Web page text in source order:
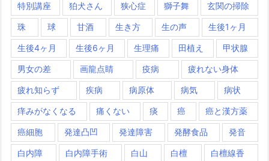
特別講座 狛犬さん 狭心症 獅子舞 玄関の掃除
珠 球 甘酒 生き方 生の声 生後1ヶ月
生後4ヶ月 生後6ヶ月 生理痛 田植え 甲状腺
男女の差 画龍点睛 疫病 疲れない身体
疲れ知らず 疾病 病原体 病気 病状
痒みがなくなる 痛くない 痰 癌 癌と漢方薬
癌細胞 発達凸凹 発達障害 発酵食品 発音
白内障 白内障手術 白山 白檀 白檀線香